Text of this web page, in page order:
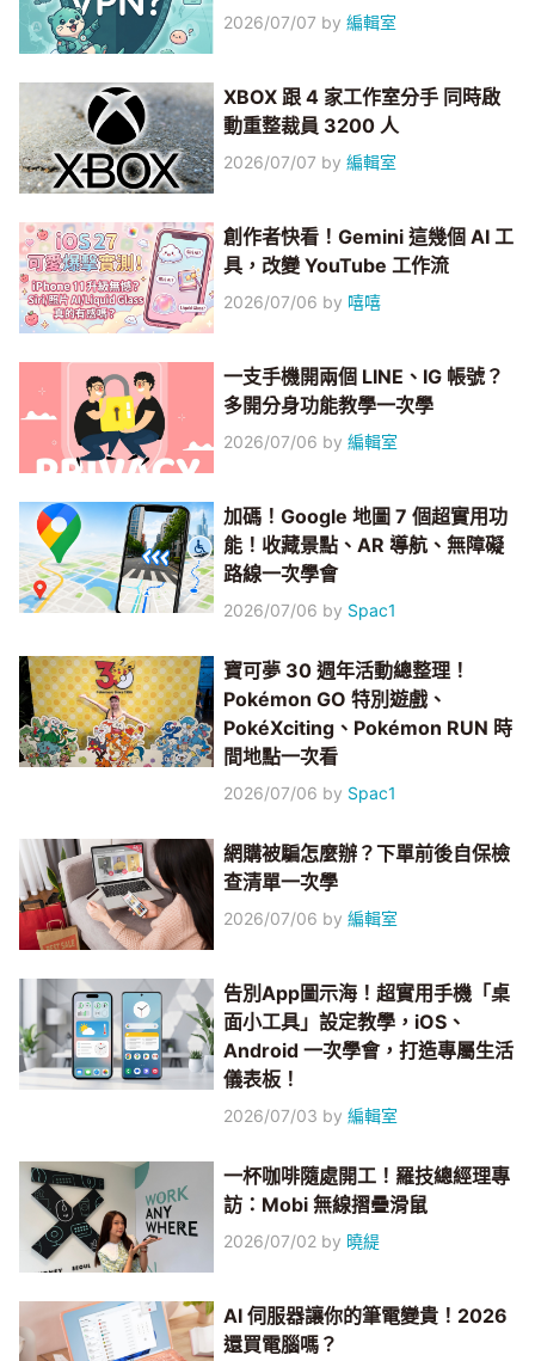
2026/07/07 by編輯室
XBOX 跟 4 家工作室分手 同時啟
動重整裁員 3200 人
2026/07/07 by編輯室
創作者快看！Gemini 這幾個 AI 工
具，改變 YouTube 工作流
2026/07/06 by 嘻嘻
一支手機開兩個 LINE、IG 帳號？
多開分身功能教學一次學
2026/07/06 by編輯室
加碼！Google 地圖 7 個超實用功
能！收藏景點、AR 導航、無障礙
路線一次學會
2026/07/06 by Spac1
寶可夢 30 週年活動總整理！
Pokémon GO 特別遊戲、
PokéXciting、Pokémon RUN 時
間地點一次看
2026/07/06 by Spac1
網購被騙怎麼辦？下單前後自保檢
查清單一次學
2026/07/06 by編輯室
告別App圖示海！超實用手機「桌
面小工具」設定教學，iOS、
Android 一次學會，打造專屬生活
儀表板！
2026/07/03 by編輯室
一杯咖啡隨處開工！羅技總經理專
訪：Mobi 無線摺疊滑鼠
2026/07/02 by 曉緹
AI 伺服器讓你的筆電變貴！2026
還買電腦嗎？